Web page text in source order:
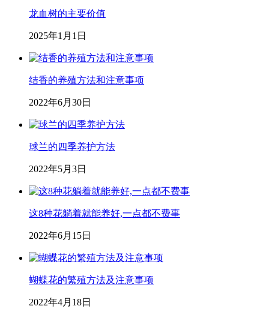
龙血树的主要价值
2025年1月1日
结香的养殖方法和注意事项
2022年6月30日
球兰的四季养护方法
2022年5月3日
这8种花躺着就能养好,一点都不费事
2022年6月15日
蝴蝶花的繁殖方法及注意事项
2022年4月18日